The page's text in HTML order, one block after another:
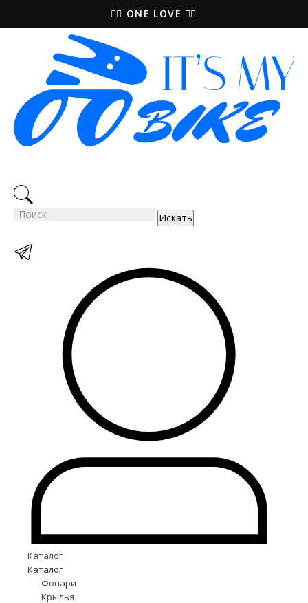
🚵‍♀️ ONE LOVE 🚴‍♀️
Искать
Каталог
Каталог
Фонари
Крылья